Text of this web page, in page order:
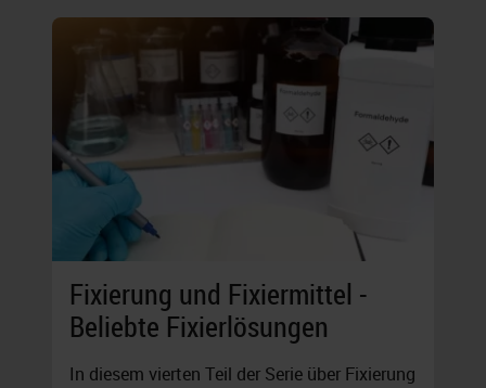
Fixierung und Fixiermittel -
Beliebte Fixierlösungen
In diesem vierten Teil der Serie über Fixierung